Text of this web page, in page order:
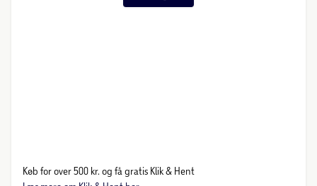
Køb for over 500 kr. og få gratis Klik & Hent